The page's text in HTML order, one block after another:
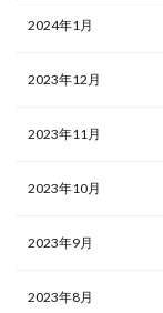
2024年1月
2023年12月
2023年11月
2023年10月
2023年9月
2023年8月